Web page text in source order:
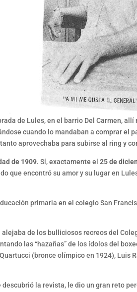
de Lules, en el barrio Del Carmen,
cuando lo mandaban a comprar el
aprovechaba para subirse al ring y
de 1909. Sí, exactamente el25 de
que encontró su amor y su lugar en
primaria en el colegio San
alejaba de los bulliciosos recreos del
las “hazañas” de los ídolos del
(bronce olímpico en 1924),
descubrió la revista, le dio un gran reto